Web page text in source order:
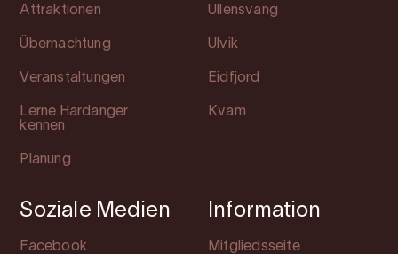
Attraktionen
Übernachtung
Veranstaltungen
Lerne Hardanger
kennen
Planung
Ullensvang
Ulvik
Eidfjord
Kvam
Soziale Medien
Facebook
Information
Mitgliedsseite